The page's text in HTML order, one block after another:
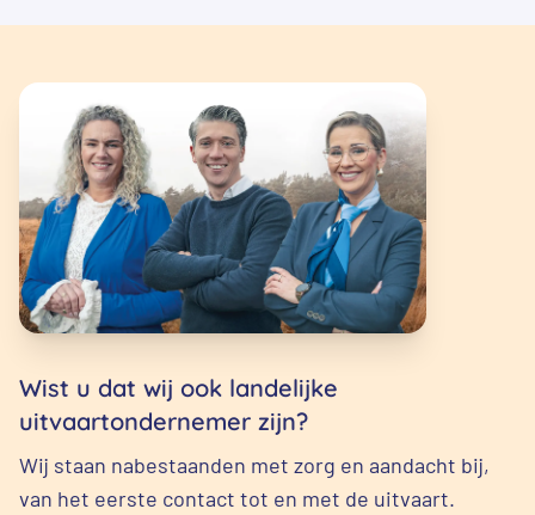
Wist u dat wij ook landelijke
uitvaartondernemer zijn?
Wij staan nabestaanden met zorg en aandacht bij,
van het eerste contact tot en met de uitvaart.